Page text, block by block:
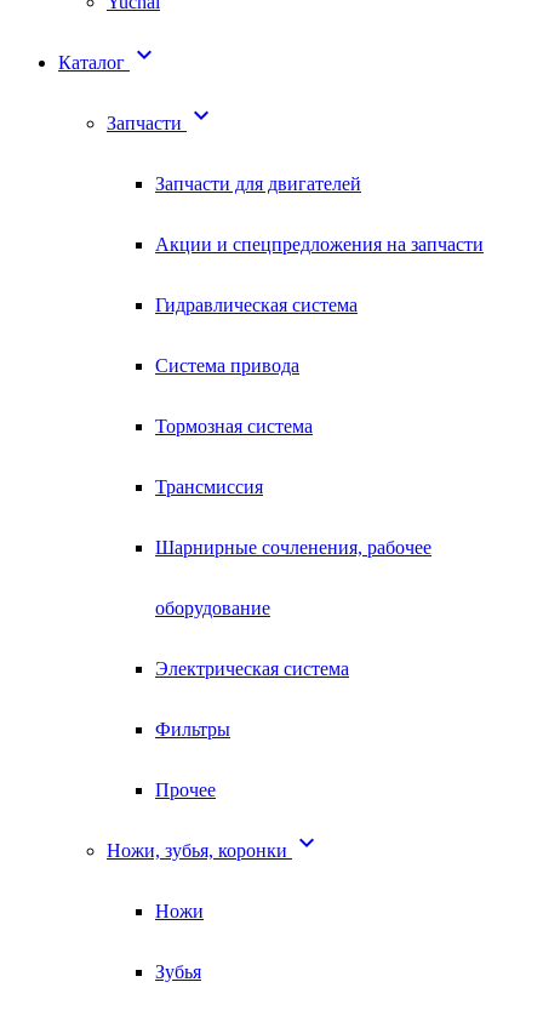
Каталог 
Запчасти 
Запчасти для двигателей
Акции и спецпредложения на запчасти
Гидравлическая система
Система привода
Тормозная система
Трансмиссия
Шарнирные сочленения, рабочее
оборудование
Электрическая система
Фильтры
Прочее
Ножи, зубья, коронки 
Ножи
Зубья